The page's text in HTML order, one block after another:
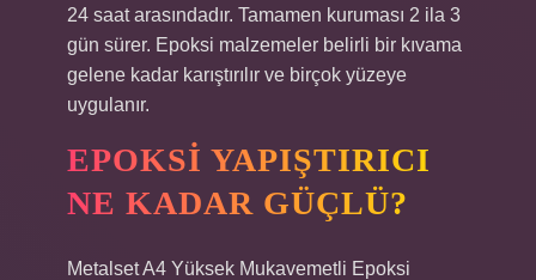
24 saat arasındadır. Tamamen kuruması 2 ila 3
gün sürer. Epoksi malzemeler belirli bir kıvama
gelene kadar karıştırılır ve birçok yüzeye
uygulanır.
EPOKSI YAPIŞTIRICI
NE KADAR GÜÇLÜ?
Metalset A4 Yüksek Mukavemetli Epoksi